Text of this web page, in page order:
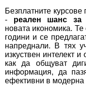
Безплатните
- реален шанс за
новата икономика.
години и се
напреднали. В тях
изкуствен интелект
как да общуват
информация, да
ефективни в модерна